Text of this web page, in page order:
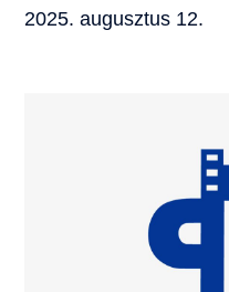
2025. augusztus 12.